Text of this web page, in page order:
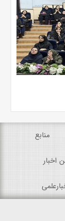
منابع
اخبار